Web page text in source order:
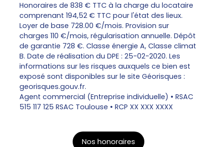
Honoraires de 838 € TTC à la charge du locataire
comprenant 194,52 € TTC pour l'état des lieux.
Loyer de base 728.00 €/mois. Provision sur
charges 110 €/mois, régularisation annuelle. Dépôt
de garantie 728 €. Classe énergie A, Classe climat
B. Date de réalisation du DPE : 25-02-2020. Les
informations sur les risques auxquels ce bien est
exposé sont disponibles sur le site Géorisques :
georisques.gouv.fr.
Agent commercial (Entreprise individuelle) • RSAC
515 117 125 RSAC Toulouse • RCP XX XXX XXXX
Nos honoraires